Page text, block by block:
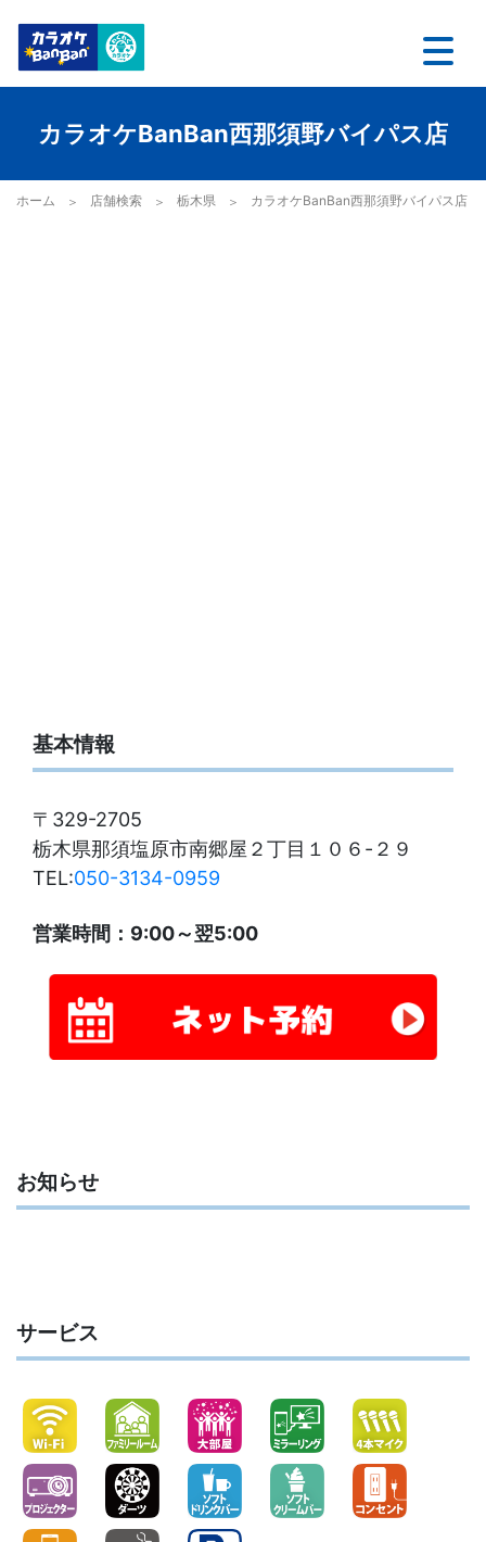
カラオケBanBan西那須野バイパス店
ホーム 店舗検索 栃木県 カラオケBanBan西那須野バイパス店
基本情報
〒329-2705
栃木県那須塩原市南郷屋２丁目１０６-２９
TEL:050-3134-0959
営業時間：9:00～翌5:00
お知らせ
サービス